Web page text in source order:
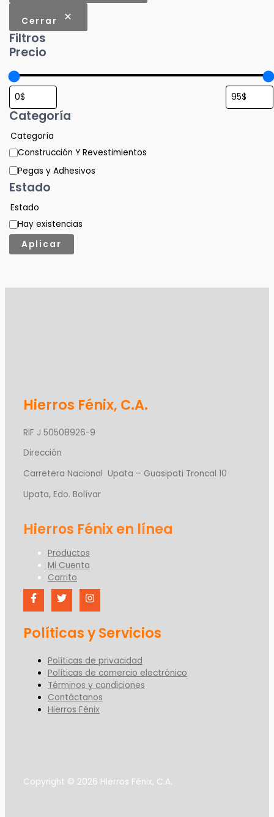
Cerrar
Filtros
Precio
Categoría
Categoría
Construcción Y Revestimientos
Pegas y Adhesivos
Estado
Estado
Hay existencias
Aplicar
Hierros Fénix, C.A.
RIF J 50508926-9
Dirección
Carretera Nacional Upata – Guasipati Troncal 10
Upata, Edo. Bolívar
Productos
Mi Cuenta
Carrito
Políticas y Servicios
Políticas de privacidad
Políticas de comercio electrónico
Términos y condiciones
Contáctanos
Hierros Fénix
Copyright © 2026 Hierros Fénix, C.A.